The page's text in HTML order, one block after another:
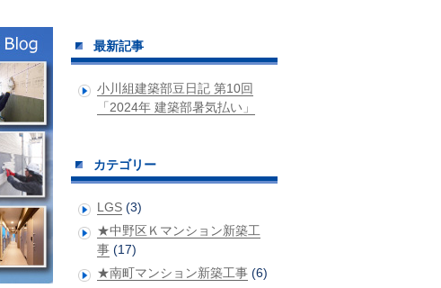
ものづくり日誌
最新記事
小川組建築部豆日記 第10回
「2024年 建築部暑気払い」
カテゴリー
LGS (3)
★中野区Ｋマンション新築工
事 (17)
★南町マンション新築工事 (6)